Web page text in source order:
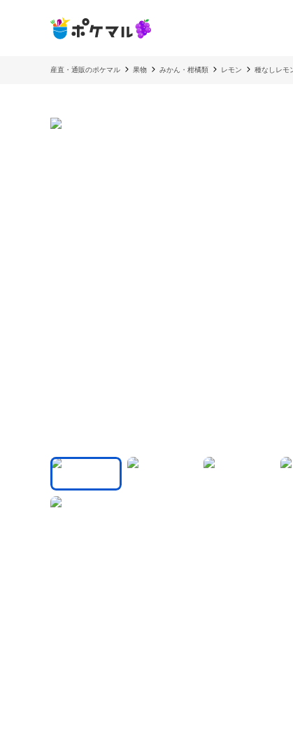
産直・通販のポケマル 果物 みかん・柑橘類 レモン 種なしレ